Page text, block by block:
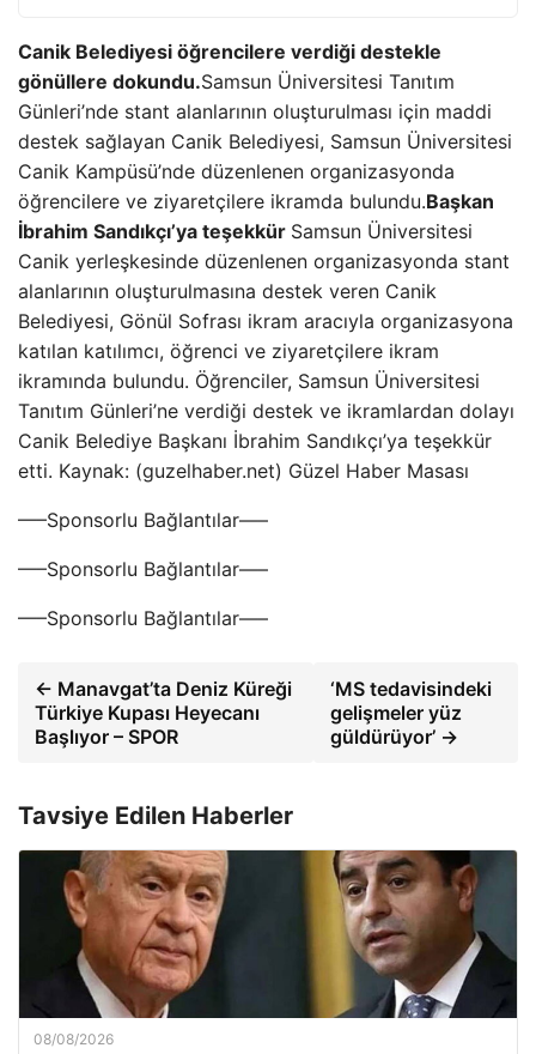
Canik Belediyesi öğrencilere verdiği destekle
gönüllere dokundu.Samsun Üniversitesi Tanıtım
Günleri’nde stant alanlarının oluşturulması için maddi
destek sağlayan Canik Belediyesi, Samsun Üniversitesi
Canik Kampüsü’nde düzenlenen organizasyonda
öğrencilere ve ziyaretçilere ikramda bulundu.Başkan
İbrahim Sandıkçı’ya teşekkür Samsun Üniversitesi
Canik yerleşkesinde düzenlenen organizasyonda stant
alanlarının oluşturulmasına destek veren Canik
Belediyesi, Gönül Sofrası ikram aracıyla organizasyona
katılan katılımcı, öğrenci ve ziyaretçilere ikram
ikramında bulundu. Öğrenciler, Samsun Üniversitesi
Tanıtım Günleri’ne verdiği destek ve ikramlardan dolayı
Canik Belediye Başkanı İbrahim Sandıkçı’ya teşekkür
etti. Kaynak: (guzelhaber.net) Güzel Haber Masası
—–Sponsorlu Bağlantılar—–
—–Sponsorlu Bağlantılar—–
—–Sponsorlu Bağlantılar—–
← Manavgat’ta Deniz Küreği
Türkiye Kupası Heyecanı
Başlıyor – SPOR
‘MS tedavisindeki
gelişmeler yüz
güldürüyor’ →
Tavsiye Edilen Haberler
08/08/2026